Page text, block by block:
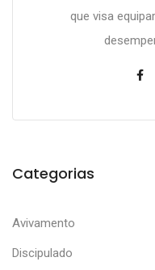
que visa
Categorias
Avivamento
Discipulado